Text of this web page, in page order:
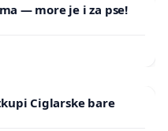
— more je i za pse!
Ciglarske bare